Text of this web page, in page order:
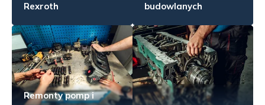
Rexroth
budowlanych
Remonty pomp i